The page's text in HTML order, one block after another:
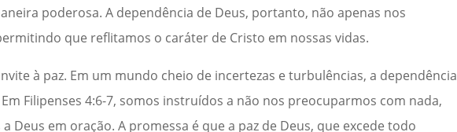
poderosa. A dependência de Deus, portanto, não apenas nos
que reflitamos o caráter de Cristo em nossas vidas.
à paz. Em um mundo cheio de incertezas e turbulências, a dependência
Filipenses 4:6-7, somos instruídos a não nos preocuparmos com nada,
Deus em oração. A promessa é que a paz de Deus, que excede todo